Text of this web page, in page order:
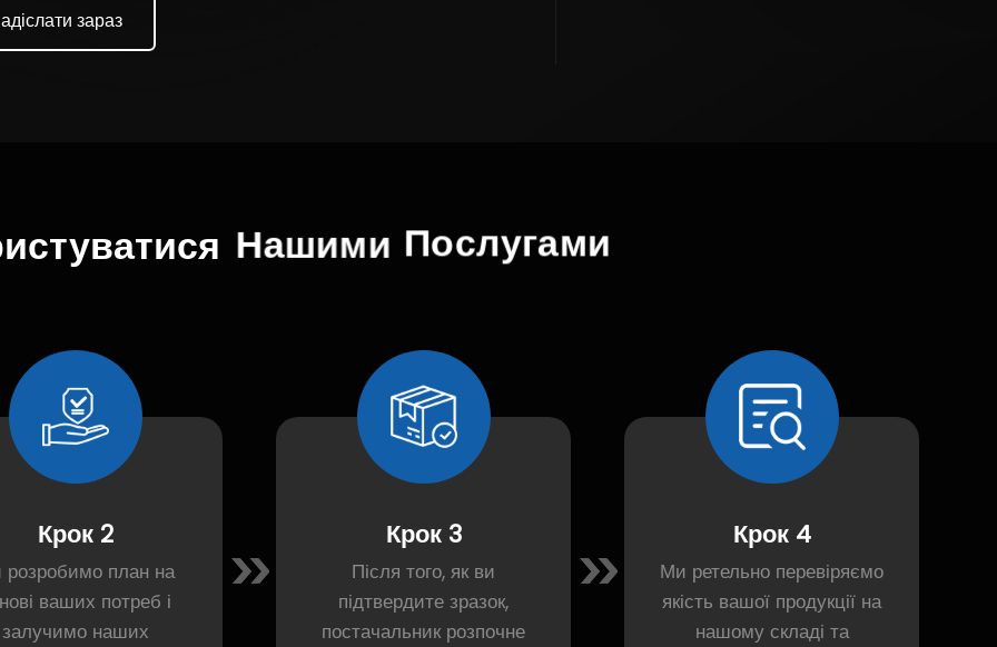
зараз
Нашими Послугами
Крок 2
план на
ваших потреб і
залучимо наших
Крок 3
Після того, як ви
підтвердите зразок,
постачальник розпочне
Крок 4
Ми ретельно перевіряємо
якість вашої продукції на
нашому складі та